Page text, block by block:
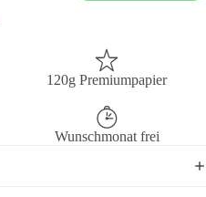
120g Premiumpapier
Wunschmonat frei